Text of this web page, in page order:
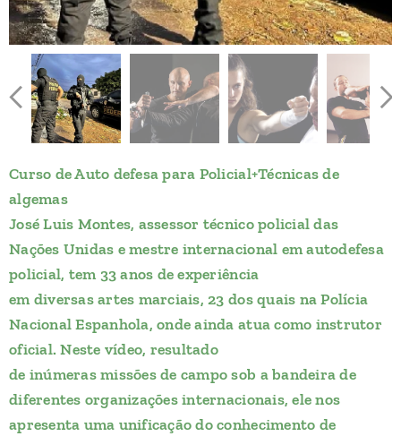
Curso de Auto defesa para Policial+Técnicas de
algemas
José Luis Montes, assessor técnico policial das
Nações Unidas e mestre internacional em autodefesa
policial, tem 33 anos de experiência
em diversas artes marciais, 23 dos quais na Polícia
Nacional Espanhola, onde ainda atua como instrutor
oficial. Neste vídeo, resultado
de inúmeras missões de campo sob a bandeira de
diferentes organizações internacionais, ele nos
apresenta uma unificação do conhecimento de